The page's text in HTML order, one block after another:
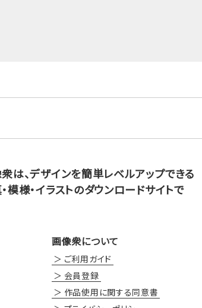
は、デザインを簡単レベルアップできる
模様・イラストのダウンロードサイトで
画像衆について
ご利用ガイド
会員登録
作品使用に関する同意書